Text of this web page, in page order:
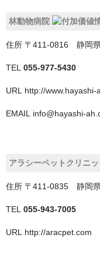
佐倉市
八千代市
八街市
勝浦市
匝瑳市
中央区
林動物病院
住所 〒411-0816 静岡
TEL 055-977-5430
URL http://www.hayashi-
EMAIL info@hayashi-
アラシーペットクリニッ
住所 〒411-0835 静岡
TEL 055-943-7005
URL http://aracpet.com